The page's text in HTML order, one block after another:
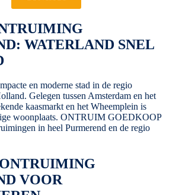
WATERLAND SNEL
en moderne stad in de regio
Gelegen tussen Amsterdam en het
kaasmarkt en het Wheemplein is
woonplaats. ONTRUIM GOEDKOOP
in heel Purmerend en de regio
VOOR